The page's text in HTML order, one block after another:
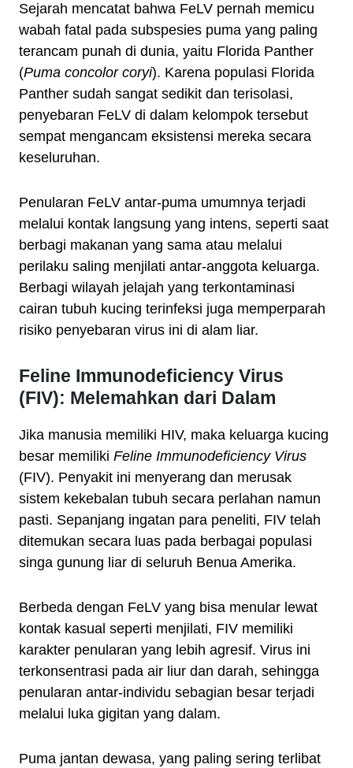
Sejarah mencatat bahwa FeLV pernah memicu
wabah fatal pada subspesies puma yang paling
terancam punah di dunia, yaitu Florida Panther
(Puma concolor coryi). Karena populasi Florida
Panther sudah sangat sedikit dan terisolasi,
penyebaran FeLV di dalam kelompok tersebut
sempat mengancam eksistensi mereka secara
keseluruhan.
Penularan FeLV antar-puma umumnya terjadi
melalui kontak langsung yang intens, seperti saat
berbagi makanan yang sama atau melalui
perilaku saling menjilati antar-anggota keluarga.
Berbagi wilayah jelajah yang terkontaminasi
cairan tubuh kucing terinfeksi juga memperparah
risiko penyebaran virus ini di alam liar.
Feline Immunodeficiency Virus
(FIV): Melemahkan dari Dalam
Jika manusia memiliki HIV, maka keluarga kucing
besar memiliki Feline Immunodeficiency Virus
(FIV). Penyakit ini menyerang dan merusak
sistem kekebalan tubuh secara perlahan namun
pasti. Sepanjang ingatan para peneliti, FIV telah
ditemukan secara luas pada berbagai populasi
singa gunung liar di seluruh Benua Amerika.
Berbeda dengan FeLV yang bisa menular lewat
kontak kasual seperti menjilati, FIV memiliki
karakter penularan yang lebih agresif. Virus ini
terkonsentrasi pada air liur dan darah, sehingga
penularan antar-individu sebagian besar terjadi
melalui luka gigitan yang dalam.
Puma jantan dewasa, yang paling sering terlibat